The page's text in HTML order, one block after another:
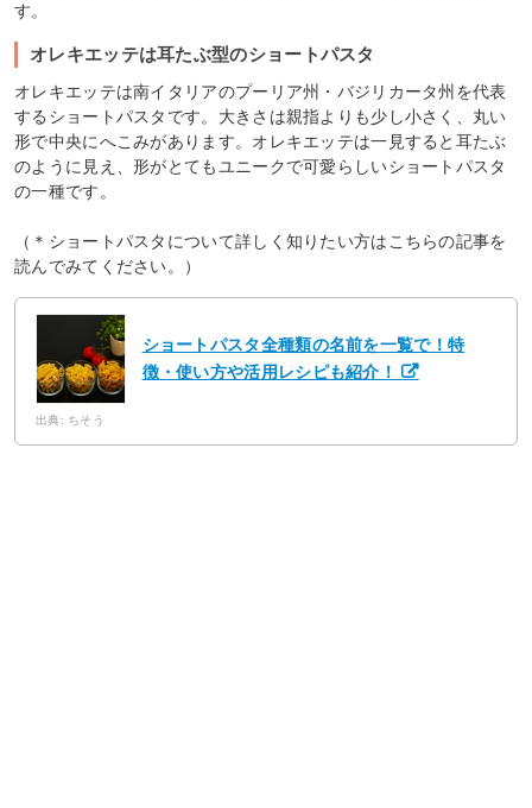
す。
オレキエッテは耳たぶ型のショートパスタ
オレキエッテは南イタリアのプーリア州・バジリカータ州を代表
するショートパスタです。大きさは親指よりも少し小さく、丸い
形で中央にへこみがあります。オレキエッテは一見すると耳たぶ
のように見え、形がとてもユニークで可愛らしいショートパスタ
の一種です。
（＊ショートパスタについて詳しく知りたい方はこちらの記事を
読んでみてください。）
ショートパスタ全種類の名前を一覧で！特
徴・使い方や活用レシピも紹介！
出典: ちそう